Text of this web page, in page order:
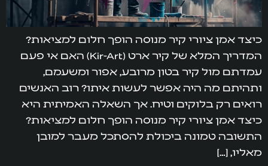
כיצד אמן ציורי קיר מנוסה הופך חלום למציאות?
המדריך המלא של קיר ארט (Kir-Art) האם אי פעם
עמדתם מול קיר בטון מרובע, אפור ומשעמם,
ותהיתם מה היה אפשר לעשות איתו? רוב האנשים
רואים רק בלוקים וטיח. אך השאלה האמיתית היא
כיצד אמן ציורי קיר מנוסה הופך חלום למציאות?
התשובה טמונה ביכולת להסתכל מעבר למובן
מאליו, […]